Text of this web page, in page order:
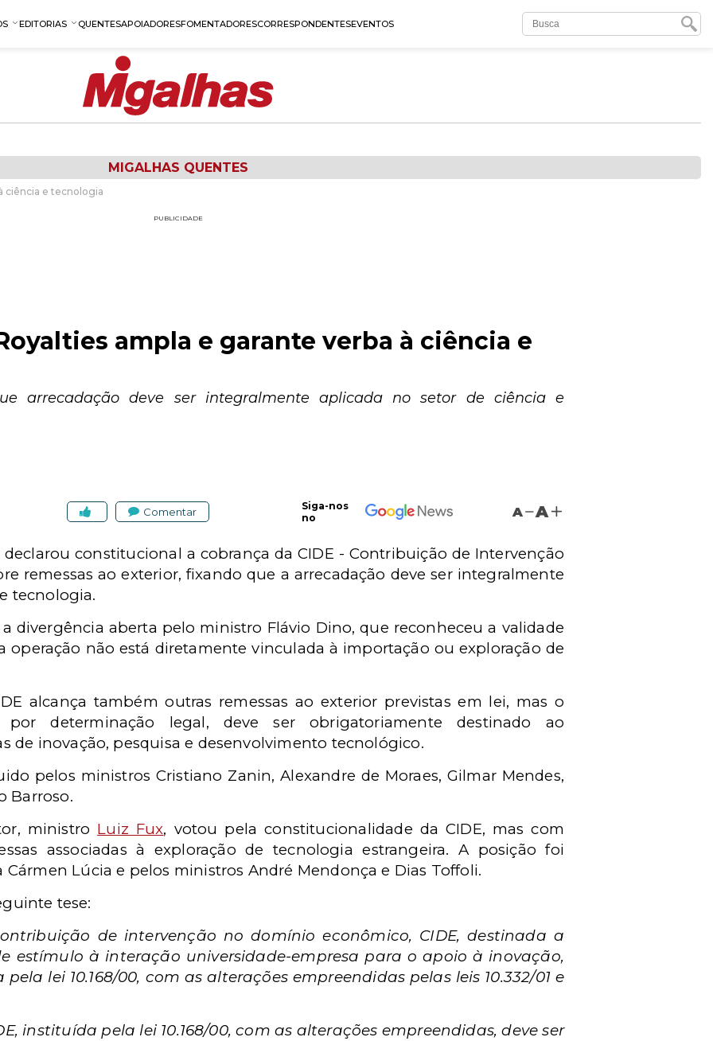
EDITORIAS QUENTESAPOIADORESFOMENTADORESCORRESPONDENTESEVENTOS
MIGALHAS QUENTES
ciência e tecnologia
PUBLICIDADE
ampla e garante verba à ciência e
arrecadação deve ser integralmente aplicada no setor de ciência e
Comentar
Siga-nos
no
A A
declarou constitucional a cobrança da CIDE - Contribuição de Intervenção
remessas ao exterior, fixando que a arrecadação deve ser integralmente
tecnologia.
divergência aberta pelo ministro Flávio Dino, que reconheceu a validade
não está diretamente vinculada à importação ou exploração de
alcança também outras remessas ao exterior previstas em lei, mas o
por determinação legal, deve ser obrigatoriamente destinado ao
de inovação, pesquisa e desenvolvimento tecnológico.
pelos ministros Cristiano Zanin, Alexandre de Moraes, Gilmar Mendes,
Barroso.
ministro Luiz Fux, votou pela constitucionalidade da CIDE, mas com
associadas à exploração de tecnologia estrangeira. A posição foi
Lúcia e pelos ministros André Mendonça e Dias Toffoli.
tese:
de intervenção no domínio econômico, CIDE, destinada a
estímulo à interação universidade-empresa para o apoio à inovação,
lei 10.168/00, com as alterações empreendidas pelas leis 10.332/01 e
instituída pela lei 10.168/00, com as alterações empreendidas, deve ser